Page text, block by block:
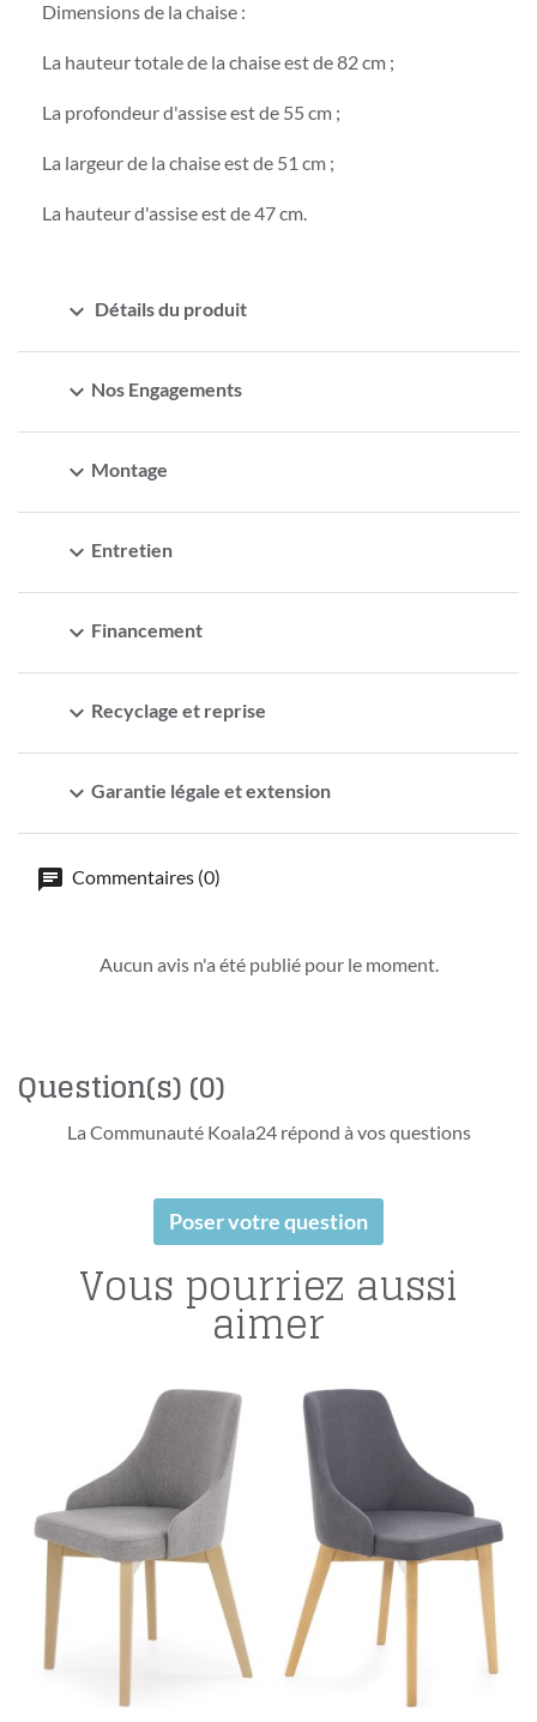
Dimensions de la chaise :
La hauteur totale de la chaise est de 82 cm ;
La profondeur d'assise est de 55 cm ;
La largeur de la chaise est de 51 cm ;
La hauteur d'assise est de 47 cm.
expand_more Détails du produit
expand_more Nos Engagements
expand_more Montage
expand_more Entretien
expand_more Financement
expand_more Recyclage et reprise
expand_more Garantie légale et extension
Commentaires (0)
Aucun avis n'a été publié pour le moment.
Question(s)(0)
La Communauté Koala24 répond à vos questions
Poser votre question
Vous pourriez aussi
aimer